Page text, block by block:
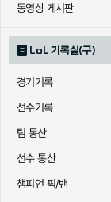
동영상 게시판
LoL 기록실(구)
경기기록
선수기록
팀 통산
선수 통산
챔피언 픽/밴